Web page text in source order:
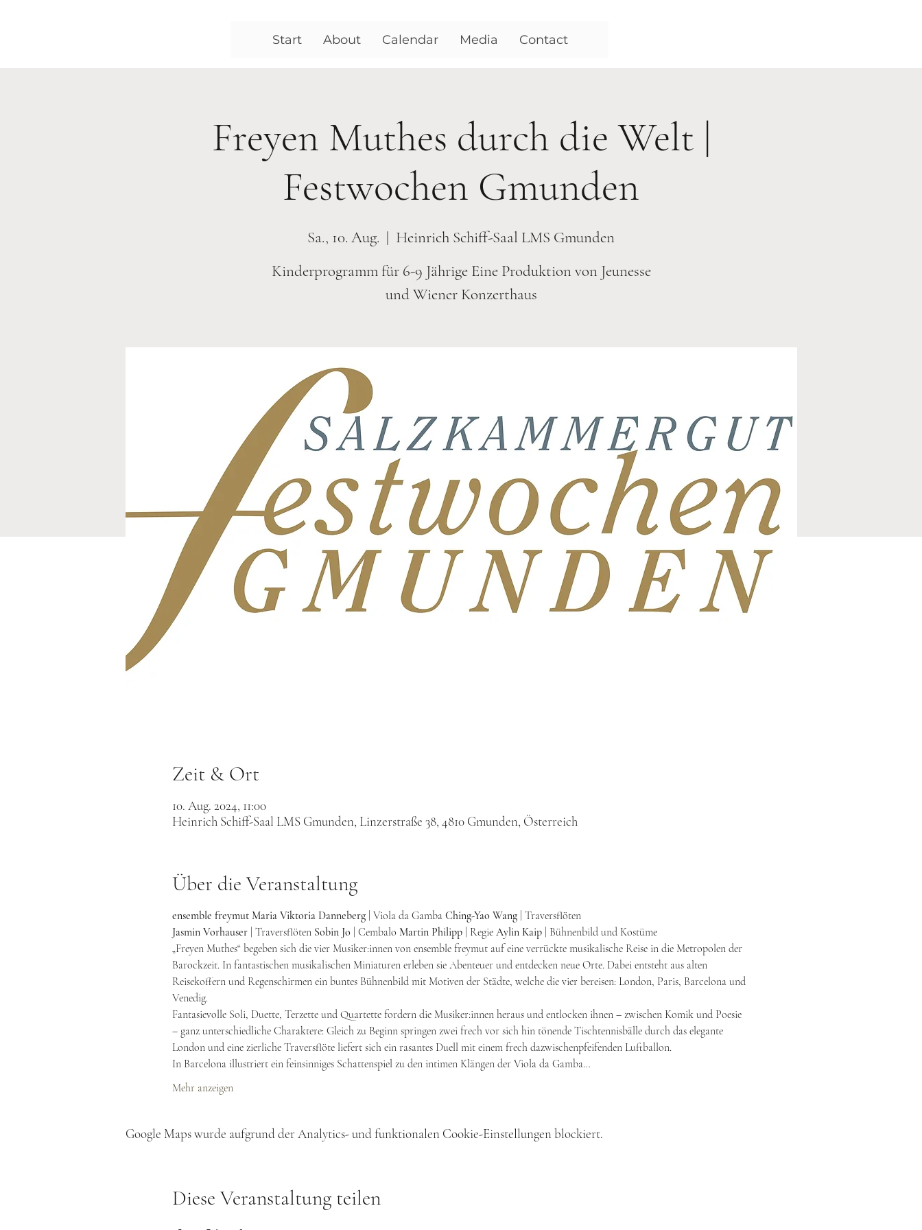
Start About Calendar Media Contact
Freyen Muthes durch die Welt |
Festwochen Gmunden
Sa., 10. Aug.
  |
Heinrich Schiff-Saal LMS Gmunden
Kinderprogramm für 6-9 Jährige Eine Produktion von Jeunesse
und Wiener Konzerthaus
Zeit & Ort
10. Aug. 2024, 11:00
Heinrich Schiff-Saal LMS Gmunden, Linzerstraße 38, 4810 Gmunden, Österreich
Über die Veranstaltung
ensemble freymut Maria Viktoria Danneberg | Viola da Gamba Ching-Yao Wang | Traversflöten
Jasmin Vorhauser | Traversflöten Sobin Jo | Cembalo Martin Philipp | Regie Aylin Kaip | Bühnenbild und Kostüme
„Freyen Muthes“ begeben sich die vier Musiker:innen von ensemble freymut auf eine verrückte musikalische Reise in die Metropolen der
Barockzeit. In fantastischen musikalischen Miniaturen erleben sie Abenteuer und entdecken neue Orte. Dabei entsteht aus alten
Reisekoffern und Regenschirmen ein buntes Bühnenbild mit Motiven der Städte, welche die vier bereisen: London, Paris, Barcelona und
Venedig.
Fantasievolle Soli, Duette, Terzette und Quartette fordern die Musiker:innen heraus und entlocken ihnen – zwischen Komik und Poesie
– ganz unterschiedliche Charaktere: Gleich zu Beginn springen zwei frech vor sich hin tönende Tischtennisbälle durch das elegante
London und eine zierliche Traversflöte liefert sich ein rasantes Duell mit einem frech dazwischenpfeifenden Luftballon.
In Barcelona illustriert ein feinsinniges Schattenspiel zu den intimen Klängen der Viola da Gamba…
Mehr anzeigen
Google Maps wurde aufgrund der Analytics- und funktionalen Cookie-Einstellungen blockiert.
Diese Veranstaltung teilen